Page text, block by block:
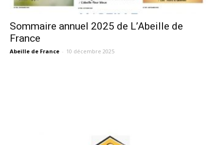
Sommaire annuel 2025 de L’Abeille de
France
Abeille de France - 10 décembre 2025